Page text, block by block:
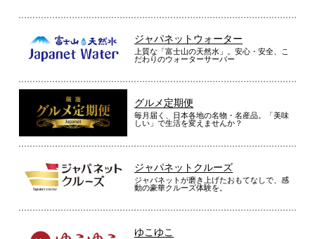
ジャパネットウォーター
上質な「富士山の天然水」。安心・安全、こ
だわりのウォーターサーバー
グルメ定期便
毎月届く、日本各地の名物・名産品。「美味
しい」で生活を変えませんか？
ジャパネットクルーズ
ジャパネットが磨き上げたおもてなしで、感
動の豪華クルーズ体験を。
ゆこゆこ